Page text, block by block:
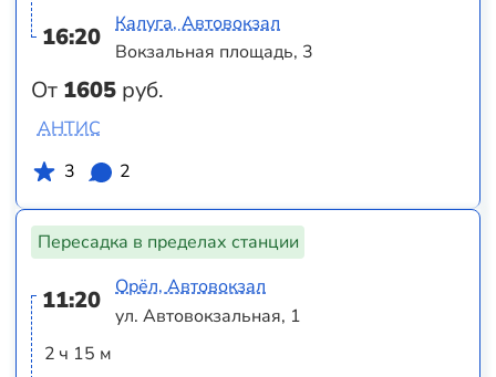
16:20
От 1605 руб.
Калуга, Автовокзал
Вокзальная площадь, 3
АНТИС
3
2
Пересадка в пределах станции
11:20
2 ч 15 м
Орёл, Автовокзал
ул. Автовокзальная, 1